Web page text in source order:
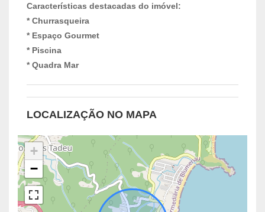
Características destacadas do imóvel:
* Churrasqueira
* Espaço Gourmet
* Piscina
* Quadra Mar
LOCALIZAÇÃO NO MAPA
+
−